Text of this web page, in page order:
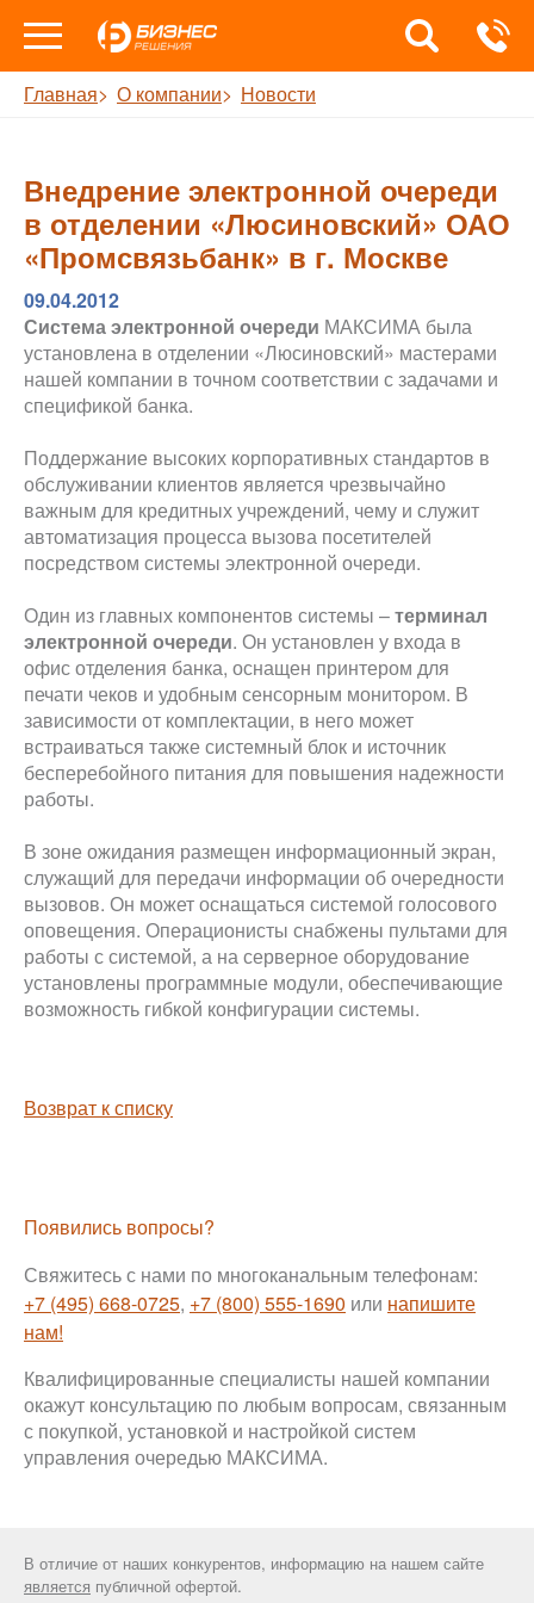
Главная О компании Новости
Внедрение электронной очереди
в отделении «Люсиновский» ОАО
«Промсвязьбанк» в г. Москве
09.04.2012
Система электронной очереди МАКСИМА была
установлена в отделении «Люсиновский» мастерами
нашей компании в точном соответствии с задачами и
спецификой банка.
Поддержание высоких корпоративных стандартов в
обслуживании клиентов является чрезвычайно
важным для кредитных учреждений, чему и служит
автоматизация процесса вызова посетителей
посредством системы электронной очереди.
Один из главных компонентов системы –терминал
электронной очереди. Он установлен у входа в
офис отделения банка, оснащен принтером для
печати чеков и удобным сенсорным монитором. В
зависимости от комплектации, в него может
встраиваться также системный блок и источник
бесперебойного питания для повышения надежности
работы.
В зоне ожидания размещен информационный экран,
служащий для передачи информации об очередности
вызовов. Он может оснащаться системой голосового
оповещения. Операционисты снабжены пультами для
работы с системой, а на серверное оборудование
установлены программные модули, обеспечивающие
возможность гибкой конфигурации системы.
Возврат к списку
Появились вопросы?
Свяжитесь с нами по многоканальным телефонам:
+7 (495) 668-0725, +7 (800) 555-1690 или напишите
нам!
Квалифицированные специалисты нашей компании
окажут консультацию по любым вопросам, связанным
с покупкой, установкой и настройкой систем
управления очередью МАКСИМА.
В отличие от наших конкурентов, информацию на нашем сайте
является публичной офертой.